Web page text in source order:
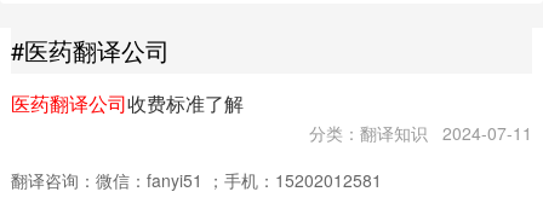

#医药翻译公司
医药翻译公司收费标准了解
分类：翻译知识
2024-07-11
翻译咨询：微信：fanyi51 ；手机：15202012581